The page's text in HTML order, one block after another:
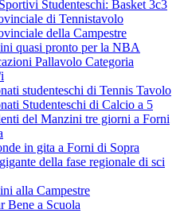
Studenteschi: Basket 3c3
di Tennistavolo
della Campestre
quasi pronto per la NBA
Pallavolo Categoria
studenteschi di Tennis Tavolo
Studenteschi di Calcio a 5
del Manzini tre giorni a Forni
in gita a Forni di Sopra
della fase regionale di sci
alla Campestre
Bene a Scuola